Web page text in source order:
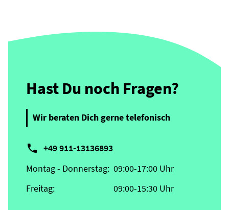
Hast Du noch Fragen?
Wir beraten Dich gerne telefonisch
 +49 911-13136893
Montag - Donnerstag:
Freitag:
09:00-17:00 Uhr
09:00-15:30 Uhr